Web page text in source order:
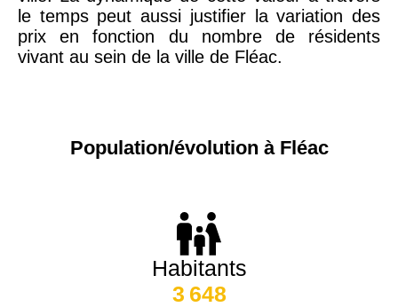
le temps peut aussi justifier la variation des
prix en fonction du nombre de résidents
vivant au sein de la ville de Fléac.
Population/évolution à Fléac
Habitants
3 648